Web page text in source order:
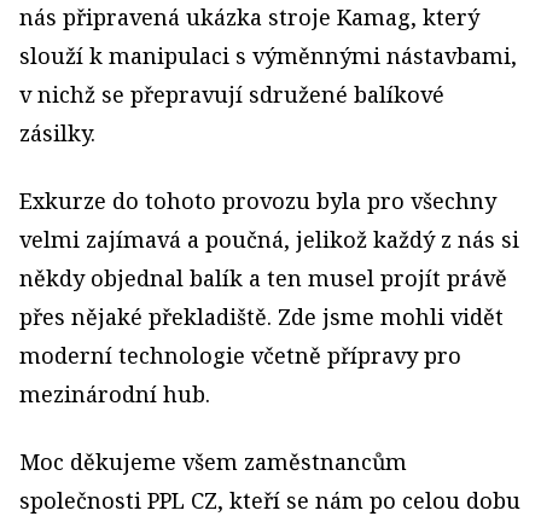
nás připravená ukázka stroje Kamag, který
slouží k manipulaci s výměnnými nástavbami,
v nichž se přepravují sdružené balíkové
zásilky.
Exkurze do tohoto provozu byla pro všechny
velmi zajímavá a poučná, jelikož každý z nás si
někdy objednal balík a ten musel projít právě
přes nějaké překladiště. Zde jsme mohli vidět
moderní technologie včetně přípravy pro
mezinárodní hub.
Moc děkujeme všem zaměstnancům
společnosti PPL CZ, kteří se nám po celou dobu